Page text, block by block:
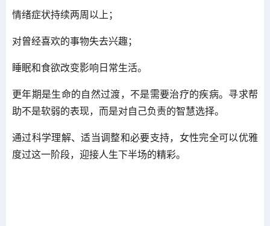
情绪症状持续两周以上；
对曾经喜欢的事物失去兴趣；
睡眠和食欲改变影响日常生活。
更年期是生命的自然过渡，不是需要治疗的疾病。寻求帮
助不是软弱的表现，而是对自己负责的智慧选择。
通过科学理解、适当调整和必要支持，女性完全可以优雅
度过这一阶段，迎接人生下半场的精彩。